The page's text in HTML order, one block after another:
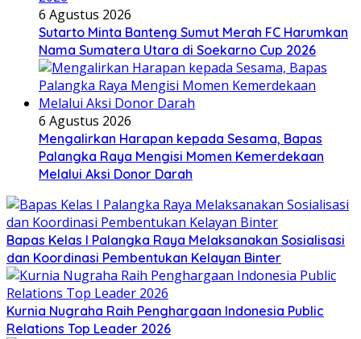
6 Agustus 2026
Sutarto Minta Banteng Sumut Merah FC Harumkan
Nama Sumatera Utara di Soekarno Cup 2026
6 Agustus 2026
Mengalirkan Harapan kepada Sesama, Bapas
Palangka Raya Mengisi Momen Kemerdekaan
Melalui Aksi Donor Darah
Bapas Kelas I Palangka Raya Melaksanakan Sosialisasi
dan Koordinasi Pembentukan Kelayan Binter
Kurnia Nugraha Raih Penghargaan Indonesia Public
Relations Top Leader 2026